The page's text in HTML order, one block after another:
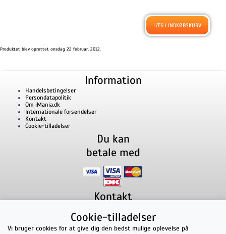
Produktet blev oprettet onsdag 22 februar, 2012.
Information
Handelsbetingelser
Persondatapolitik
Om iMania.dk
Internationale forsendelser
Kontakt
Cookie-tilladelser
Du kan
betale med
Kontakt
Lillevorde Kær 29280 Storvorde
CVR nummer: 33182805 | E-mail: kontakt@imania.dk
Telefon:+45 23618990
Cookie-tilladelser
Vi bruger cookies for at give dig den bedst mulige oplevelse på